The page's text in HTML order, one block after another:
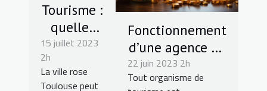
Tourisme :
quelles
activités
possibles
en un
15 juillet 2023
2h
La ville rose
Toulouse peut
Fonctionnement
d’une agence de
voyage : tout
savoir pour
22 juin 2023 2h
Tout organisme de